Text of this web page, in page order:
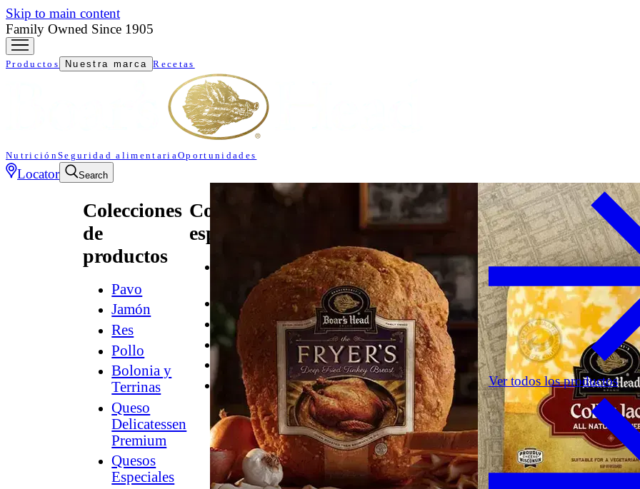
Skip to main content
Family Owned Since 1905
Productos Nuestra marca Recetas
NutriciónSeguridad alimentariaOportunidades
Locator Search
Colecciones
de
productos
Pavo
Jamón
Res
Pollo
Bolonia y
Terrinas
Queso
Delicatessen
Premium
Quesos
Especiales
Colecciones
especializadas
Natural*
Audacia
Desayuno
Parrilla
Hummus
Snacks
Ver todos los productos